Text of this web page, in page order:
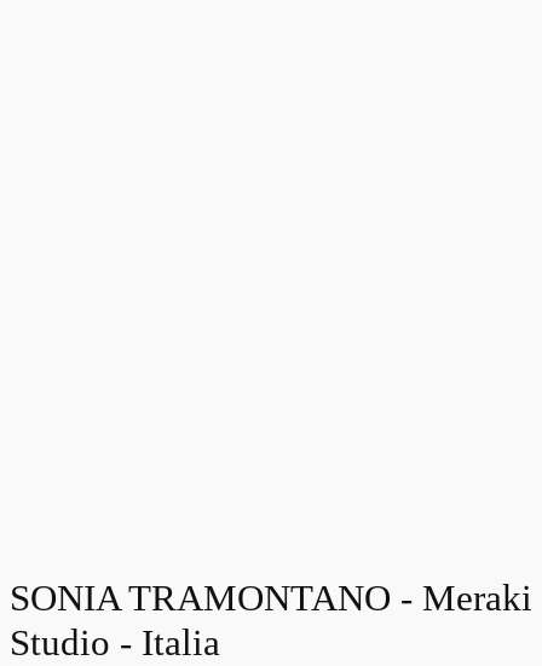
SONIA TRAMONTANO - Meraki
Studio - Italia